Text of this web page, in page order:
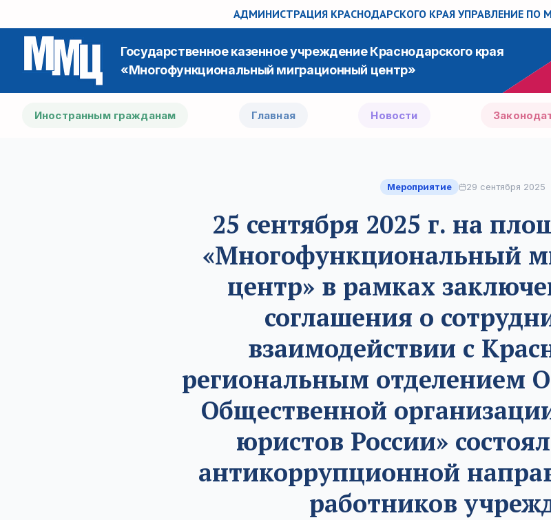
АДМИНИСТРАЦИЯ КРАСНОДАРСКОГО КРАЯ УПРАВЛЕНИЕ ПО
Государственное казенное учреждение Краснодарского края
«Многофункциональный миграционный центр»
Иностранным гражданам Главная Новости
Мероприятие 29 сентября 2025
25 сентября 2025 г. на
«Многофункциональный
центр» в рамках
соглашения о
взаимодействии с
региональным отделением
Общественной
юристов России»
антикоррупционной
работников